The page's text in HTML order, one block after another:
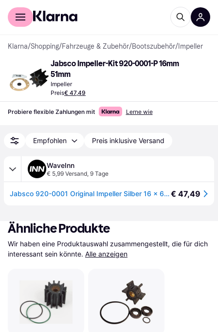
Für Shopper
Klarna/Shopping/Fahrzeuge & Zubehör/Bootszubehör/ Impeller
Jabsco Impeller-Kit 920-0001-P 16mm
51mm
Impeller
Preis€ 47,49
Probiere flexible Zahlungen mit Lerne wie
Empfohlen Preis inklusive Versand
WaveInn
€ 5,99 Versand, 9 Tage
Jabsco 920-0001 Original Impeller Silber 16 x 65 x 50.2 mm€ 47,49
Ähnliche Produkte
Wir haben eine Produktauswahl zusammengestellt, die für dich
interessant sein könnte. Alle anzeigen